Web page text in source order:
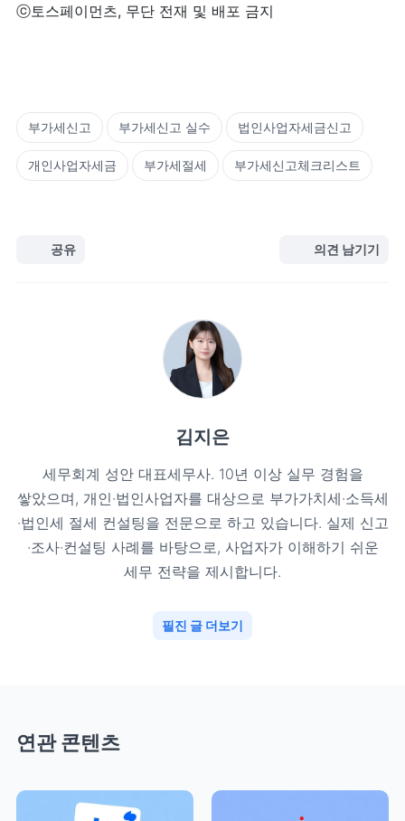
ⓒ토스페이먼츠, 무단 전재 및 배포 금지
부가세신고 부가세신고 실수 법인사업자세금신고
개인사업자세금 부가세절세 부가세신고체크리스트
공유 의견 남기기
김지은
세무회계 성안 대표세무사. 10년 이상 실무 경험을
쌓았으며, 개인·법인사업자를 대상으로 부가가치세·소득세
·법인세 절세 컨설팅을 전문으로 하고 있습니다. 실제 신고
·조사·컨설팅 사례를 바탕으로, 사업자가 이해하기 쉬운
세무 전략을 제시합니다.
필진 글 더보기
연관 콘텐츠